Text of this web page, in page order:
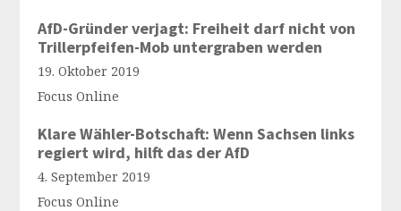
AfD-Gründer verjagt: Freiheit darf nicht von
Trillerpfeifen-Mob untergraben werden
19. Oktober 2019
Focus Online
Klare Wähler-Botschaft: Wenn Sachsen links
regiert wird, hilft das der AfD
4. September 2019
Focus Online